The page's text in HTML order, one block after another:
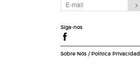
Siga-nos
Sobre Nós/ Política